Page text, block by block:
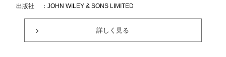
出版社 ：JOHN WILEY & SONS LIMITED
詳しく見る